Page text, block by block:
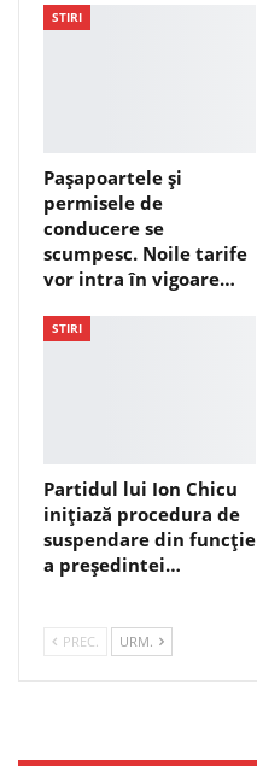
STIRI
Pașapoartele și
permisele de
conducere se
scumpesc. Noile tarife
vor intra în vigoare…
STIRI
Partidul lui Ion Chicu
inițiază procedura de
suspendare din funcție
a președintei…
PREC. URM.